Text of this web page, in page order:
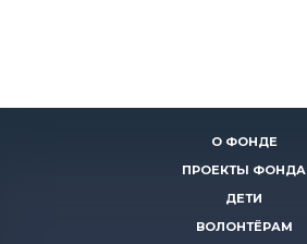
О ФОНДЕ
ПРОЕКТЫ ФОНДА
ДЕТИ
ВОЛОНТЁРАМ